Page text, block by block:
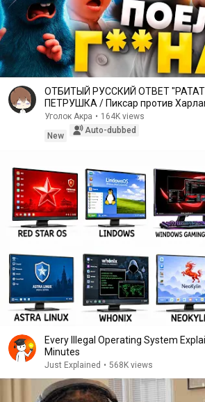
ОТБИТЫЙ РУССКИЙ ОТВЕТ
ПЕТРУШКА / Пиксар против
Уголок Акра • 164K views
New
Auto-dubbed
Every Illegal Operating System
Minutes
Just Explained • 568K views